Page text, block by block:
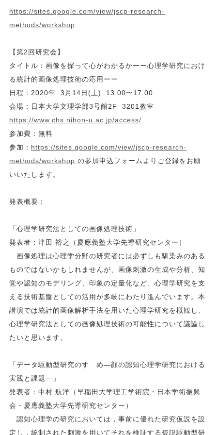
https://sites.google.com/view/jscp-research-
methods/workshop
【第2回研究会】
タイトル：画像を探って心がわかるかーー心理学研究におけ
る統計的画像処理技術の応用ーー
日程：2020年 3月14日(土) 13:00〜17:00
会場：日本大学文理学部3号館2F 3201教室
https://www.chs.nihon-u.ac.jp/access/
参加費：無料
参加： https://sites.google.com/view/jscp-research-
methods/workshop の参加申込フォームよりご登録をお願
いいたします。
発表概要：
「心理学研究法としての画像処理技術」
発表者：津田 裕之（慶應義塾大学先導研究センター）
画像処理は心理学分野の研究者には必ずしも馴染みのある
ものではないかもしれませんが、画像刺激の生成や分析、知
覚や認知のモデリング、印象の定量化など、心理学研究を支
える技術基盤としての活用が多岐にわたり進んでいます。本
講演では統計的画像解析手法を用いた心理学研究を概観し、
心理学研究法としての画像処理技術の可能性について議論し
たいと思います。
「データ駆動型研究のすゝめ―顔の認知心理学研究における
実践と課題―」
発表者：中村 航洋（早稲田大学理工学術院・日本学術振興
会・慶應義塾大学先導研究センター）
認知心理学の研究においては，事前に優れた研究仮説を設
定し，統制された刺激を用いてそれを検証する仮説駆動型研